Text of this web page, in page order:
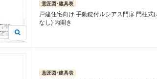
意匠図･建具表
戸建住宅向け 手動錠付ルシアス門扉 門柱
なし) 内開き
意匠図･建具表